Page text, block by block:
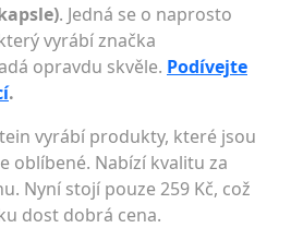
. Jedná se o naprosto
vyrábí značka
opravdu skvěle. Podívejte
.
vyrábí produkty, které jsou
oblíbené. Nabízí kvalitu za
Nyní stojí pouze 259 Kč, což
dost dobrá cena.